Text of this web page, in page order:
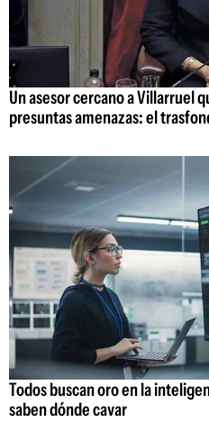
Un asesor cercano a Villarruel
presuntas amenazas: el
Todos buscan oro en la
saben dónde cavar